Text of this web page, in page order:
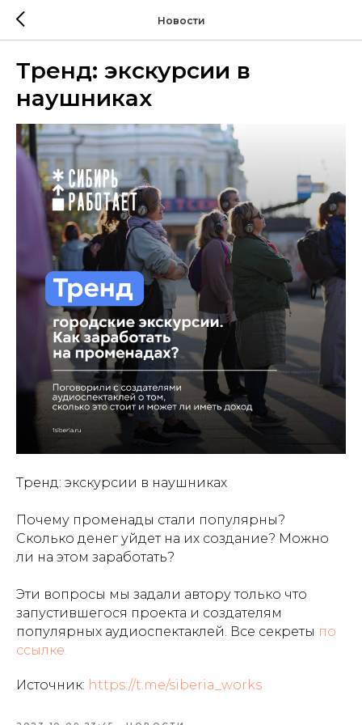
Новости
Тренд: экскурсии в
наушниках
Тренд: экскурсии в наушниках
Почему променады стали популярны?
Сколько денег уйдет на их создание? Можно
ли на этом заработать?
Эти вопросы мы задали автору только что
запустившегося проекта и создателям
популярных аудиоспектаклей. Все секреты по
ссылке.
Источник: https://t.me/siberia_works